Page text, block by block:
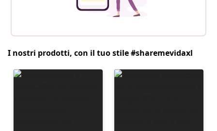
I nostri prodotti, con il tuo stile #sharemevidaxl